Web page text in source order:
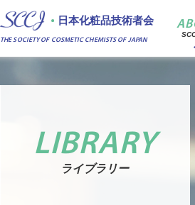
日本化粧品技術者会
THE SOCIETY OF COSMETIC CHEMISTS OF JAPAN
LIBRARY
ライブラリー